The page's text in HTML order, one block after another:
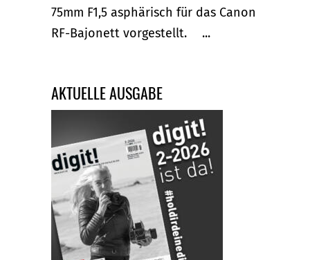
75mm F1,5 asphärisch für das Canon
RF-Bajonett vorgestellt. ...
AKTUELLE AUSGABE